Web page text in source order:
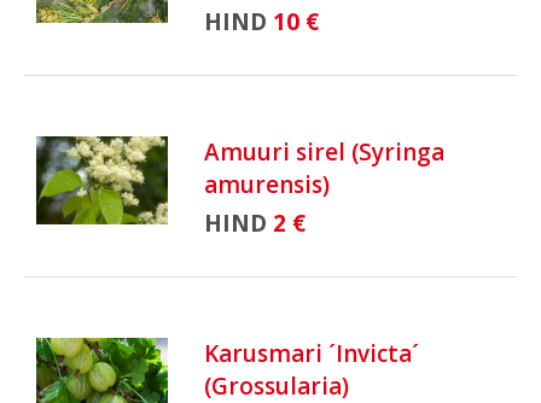
HIND 10 €
Amuuri sirel (Syringa
amurensis)
HIND 2 €
Karusmari ´Invicta´
(Grossularia)